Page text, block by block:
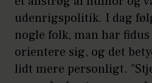
udenrigspolitik. I dag
nogle folk, man har
orientere sig, og det
lidt mere personligt.